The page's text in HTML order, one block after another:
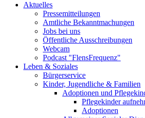
Aktuelles
Pressemitteilungen
Amtliche Bekanntmachungen
Jobs bei uns
Öffentliche Ausschreibungen
Webcam
Podcast "FlensFrequenz"
Leben & Soziales
Bürgerservice
Kinder, Jugendliche & Familien
Adoptionen und
Pflegekinder
Adoptionen